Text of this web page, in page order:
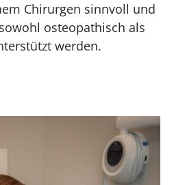
Chirurgen sinnvoll und
osteopathisch als
werden.